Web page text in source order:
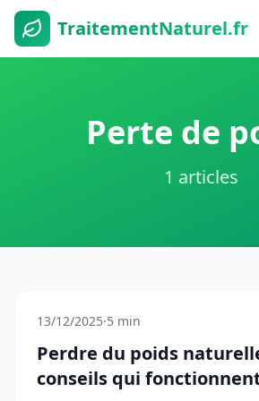
TraitementNaturel.fr
Perte de
1 articles
13/12/2025·5 min
Perdre du poids
conseils qui